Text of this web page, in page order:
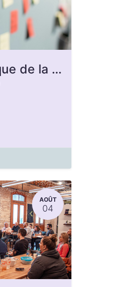
Gonansol-Fresque de la monnaie
AOÛT
04